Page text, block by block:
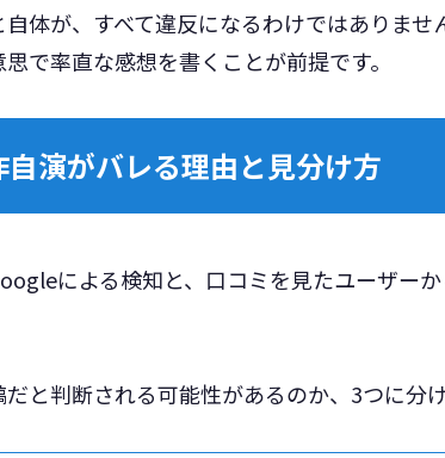
体が、すべて違反になるわけではありませ
で率直な感想を書くことが前提です。
演がバレる理由と見分け方
による検知と、口コミを見たユーザー
と判断される可能性があるのか、3つに分け